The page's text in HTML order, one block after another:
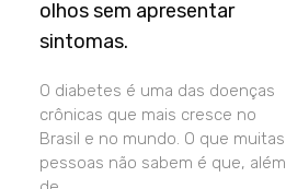
olhos sem apresentar
sintomas.
O diabetes é uma das doenças
crônicas que mais cresce no
Brasil e no mundo. O que muitas
pessoas não sabem é que, além